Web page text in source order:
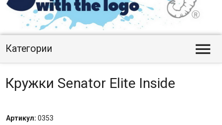
Категории 
Кружки Senator Elite Inside
Артикул: 0353